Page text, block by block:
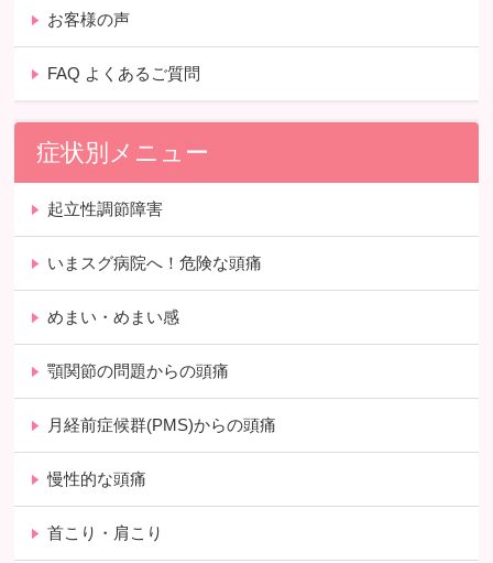
お客様の声
FAQ よくあるご質問
症状別メニュー
起立性調節障害
いまスグ病院へ！危険な頭痛
めまい・めまい感
顎関節の問題からの頭痛
月経前症候群(PMS)からの頭痛
慢性的な頭痛
首こり・肩こり